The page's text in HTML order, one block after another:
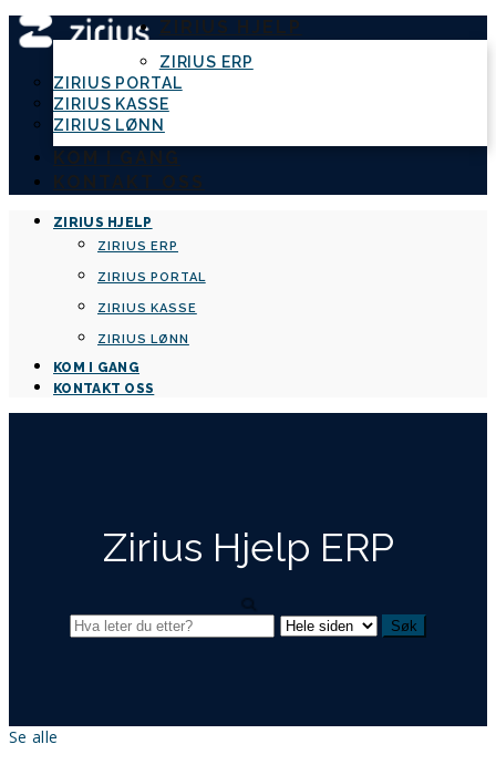
ZIRIUS HJELP
ZIRIUS ERP
ZIRIUS PORTAL
ZIRIUS KASSE
ZIRIUS LØNN
KOM I GANG
KONTAKT OSS
ZIRIUS HJELP
ZIRIUS ERP
ZIRIUS PORTAL
ZIRIUS KASSE
ZIRIUS LØNN
KOM I GANG
KONTAKT OSS
Zirius Hjelp ERP
Se alle